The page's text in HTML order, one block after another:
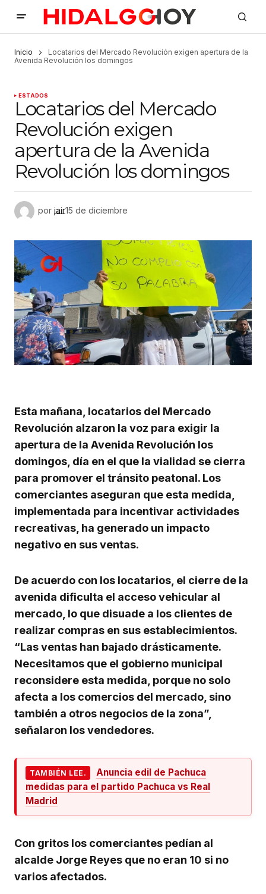
Inicio
Locatarios del Mercado Revolución exigen apertura de la
Avenida Revolución los domingos
ESTADOS
Locatarios del Mercado
Revolución exigen
apertura de la Avenida
Revolución los domingos
por jair15 de diciembre
Esta mañana, locatarios del Mercado
Revolución alzaron la voz para exigir la
apertura de la Avenida Revolución los
domingos, día en el que la vialidad se cierra
para promover el tránsito peatonal. Los
comerciantes aseguran que esta medida,
implementada para incentivar actividades
recreativas, ha generado un impacto
negativo en sus ventas.
De acuerdo con los locatarios, el cierre de la
avenida dificulta el acceso vehicular al
mercado, lo que disuade a los clientes de
realizar compras en sus establecimientos.
“Las ventas han bajado drásticamente.
Necesitamos que el gobierno municipal
reconsidere esta medida, porque no solo
afecta a los comercios del mercado, sino
también a otros negocios de la zona”,
señalaron los vendedores.
TAMBIÉN LEE.
Anuncia edil de Pachuca
medidas para el partido Pachuca vs Real
Madrid
Con gritos los comerciantes pedían al
alcalde Jorge Reyes que no eran 10 si no
varios afectados.